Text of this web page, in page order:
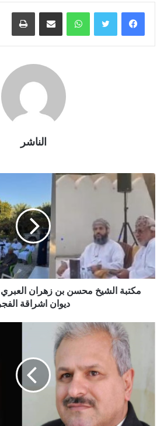
واتساب مشاركة عبر البريد
الناشر
مكتبة الشيخ محسن بن زهران العبري
ديوان اشراقة الفجر